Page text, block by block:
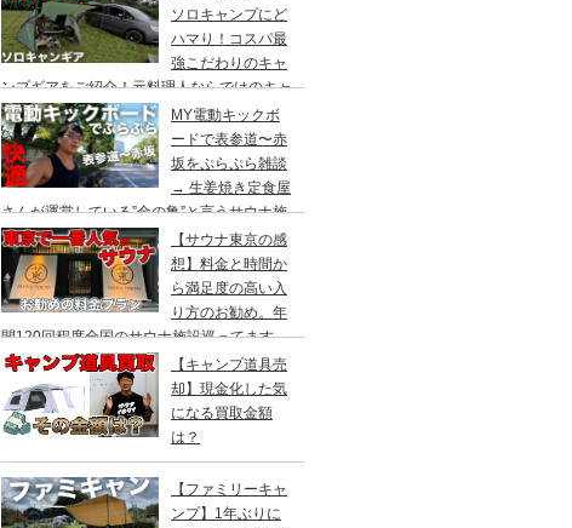
ューランド”
ソロキャンプにど
ハマり！コスパ最
強こだわりのキャ
ンプギアをご紹介！元料理人ならではのキャ
ンプ飯も堪能。今回は、千葉県一番星キャン
プ場で雨キャンプでソログルキャンプ。
MY電動キックボ
ードで表参道〜赤
坂をぷらぷら雑談
→ 生姜焼き定食屋
さんが運営している”金の亀”と言うサウナ施
設へ行ってきました。
【サウナ東京の感
想】料金と時間か
ら満足度の高い入
り方のお勧め。年
間120回程度全国のサウナ施設巡ってます。
【キャンプ道具売
却】現金化した気
になる買取金額
は？
【ファミリーキャ
ンプ】1年ぶりに